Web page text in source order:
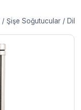
/ Şişe Soğutucular /